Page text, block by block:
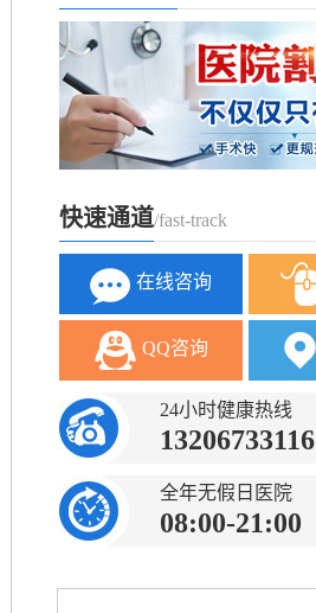
快速通道/fast-track
在线咨询
QQ咨询
24小时健康热线
13206733116
全年无假日医院
08:00-21:00